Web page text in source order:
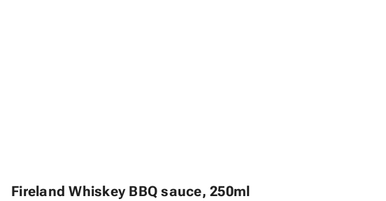
Fireland Whiskey BBQ sauce, 250ml